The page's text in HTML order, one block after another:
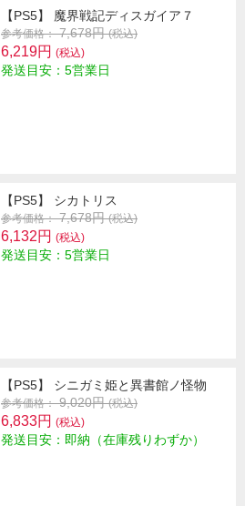
【PS5】 魔界戦記ディスガイア７
参考価格： 7,678円(税込)
6,219円 (税込)
発送目安：5営業日
【PS5】 シカトリス
参考価格： 7,678円(税込)
6,132円 (税込)
発送目安：5営業日
【PS5】 シニガミ姫と異書館ノ怪物
参考価格： 9,020円(税込)
6,833円 (税込)
発送目安：即納（在庫残りわずか）